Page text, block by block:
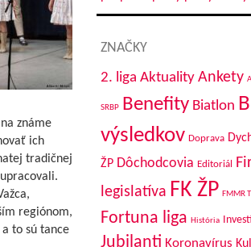
známe
ich
tradičnej
regiónom,
to sú tance
ZNAČKY
2. liga Aktuality Ankety
SRBP Benefity Biatlon
výsledkov Doprava
ŽP Dôchodcovia Editoriál
legislatíva FK ŽP FMMR
Fortuna liga História
Jubilanti Koronavírus